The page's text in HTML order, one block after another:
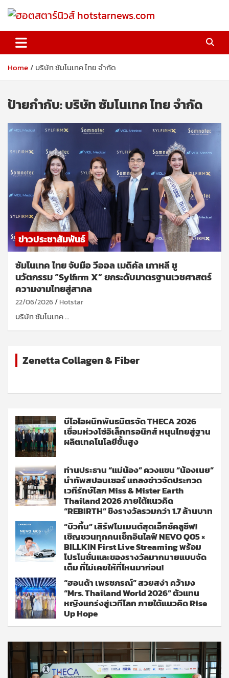
ฮอตสตาร์นิวส์ hotstarnews.com
Home บริษัท ซัมโนเทค ไทย จำกัด
ป้ายกำกับ:บริษัท ซัมโนเทค ไทย จำกัด
ข่าวประชาสัมพันธ์
ซัมโนเทค ไทย จับมือ วีออล เมดิคัล เกาหลี ชู
นวัตกรรม “Sylfirm X” ยกระดับมาตรฐานเวชศาสตร์
ความงามไทยสู่สากล
22/06/2026 Hotstar
บริษัท ซัมโนเทค …
Zenetta Collagen & Fiber
บีโอไอผนึกพันธมิตรจัด THECA 2026
เชื่อมห่วงโซ่อิเล็กทรอนิกส์ หนุนไทยสู่ฐาน
ผลิตเทคโนโลยีขั้นสูง
ท่านประธาน “แม่น้อง” ควงแขน “น้องเนย”
นำทัพสปอนเซอร์ แถลงข่าวจัดประกวด
เวทีรักษ์โลก Miss & Mister Earth
Thailand 2026 ภายใต้แนวคิด
“REBIRTH” ชิงรางวัลรวมกว่า 1.7 ล้านบาท
“บิวกิ้น” เสิร์ฟโมเมนต์สุดเอ็กซ์คลูซีฟ!
เชิญชวนทุกคนเช็กอินไลฟ์ NEVO Q05 ×
BILLKIN First Live Streaming พร้อม
โปรโมชั่นและของรางวัลมากมายแบบจัด
เต็ม ที่ไม่เคยให้ที่ไหนมาก่อน!
“ฮอนด้า เพรชภรณ์” สวยสง่า คว้ามง
“Mrs. Thailand World 2026” ตัวแทน
หญิงแกร่งสู่เวทีโลก ภายใต้แนวคิด Rise
Up Hope